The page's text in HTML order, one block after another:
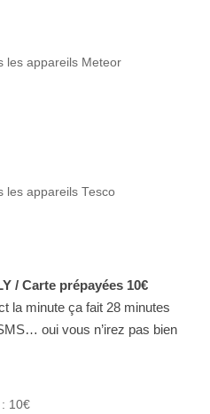
les appareils Meteor
les appareils Tesco
/ Carte prépayées 10€
la minute ça fait 28 minutes
oui vous n’irez pas bien
10€